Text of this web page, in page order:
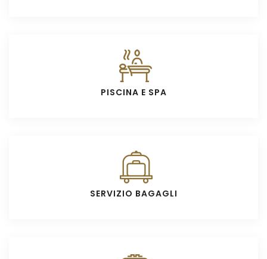
PISCINA E SPA
SERVIZIO BAGAGLI